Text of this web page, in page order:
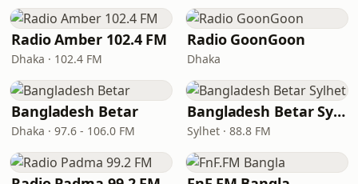
Radio Amber 102.4 FM
Dhaka · 102.4 FM
Radio GoonGoon
Dhaka
Bangladesh Betar
Dhaka · 97.6 - 106.0 FM
Bangladesh Betar Sylhet
Sylhet · 88.8 FM